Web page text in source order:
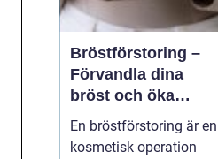
Bröstförstoring –
Förvandla dina
bröst och öka
självförtroendet
En bröstförstoring är en
kosmetisk operation